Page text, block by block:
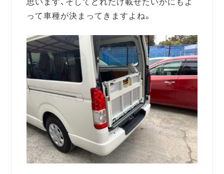
思います、そしてどれだけ載せたいかにもよ
って車種が決まってきますよね。